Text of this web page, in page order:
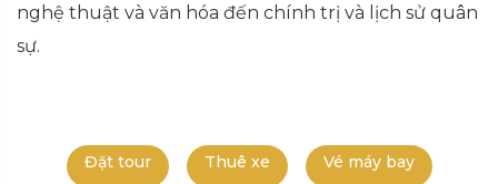
nghệ thuật và văn hóa đến chính trị và lịch sử quân
sự.
Đặt tour Thuê xe Vé máy bay